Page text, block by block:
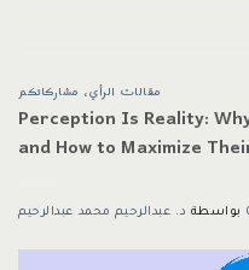
مقالات الرأي، مشاركاتكم
Perception Is Reality:
and How to Maximize
بواسطة د. عبدالرحيم محمد عبدالرحيم